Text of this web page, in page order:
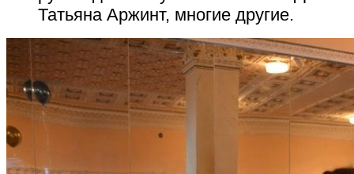
Татьяна Аржинт, многие другие.